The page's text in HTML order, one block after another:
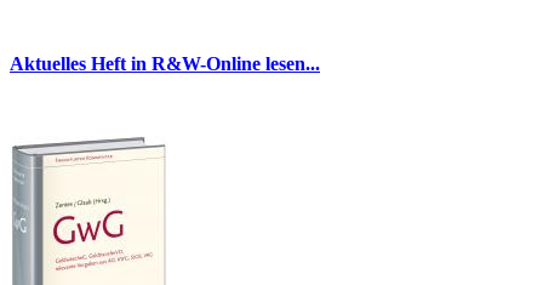
Aktuelles Heft in R&W-Online lesen...